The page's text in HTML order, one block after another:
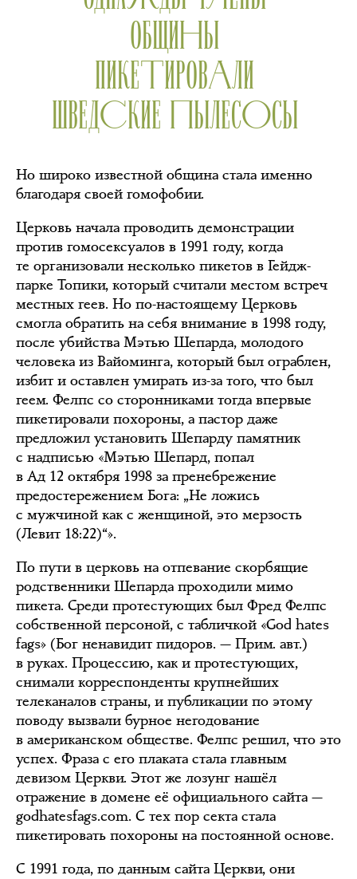
ОБЩИНЫ
ПИКЕТИРОВАЛИ
ШВЕДСКИЕ ПЫЛЕСОСЫ
Но широко известной община стала именно
благодаря своей гомофобии.
Церковь начала проводить демонстрации
против гомосексуалов в 1991 году, когда
те организовали несколько пикетов в Гейдж-
парке Топики, который считали местом встреч
местных геев. Но по-настоящему Церковь
смогла обратить на себя внимание в 1998 году,
после убийства Мэтью Шепарда, молодого
человека из Вайоминга, который был ограблен,
избит и оставлен умирать из-за того, что был
геем. Фелпс со сторонниками тогда впервые
пикетировали похороны, а пастор даже
предложил установить Шепарду памятник
с надписью «Мэтью Шепард, попал
в Ад 12 октября 1998 за пренебрежение
предостережением Бога: „Не ложись
с мужчиной как с женщиной, это мерзость
(Левит 18:22)“».
По пути в церковь на отпевание скорбящие
родственники Шепарда проходили мимо
пикета. Среди протестующих был Фред Фелпс
собственной персоной, с табличкой «God hates
fags» (Бог ненавидит пидоров. — Прим. авт.)
в руках. Процессию, как и протестующих,
снимали корреспонденты крупнейших
телеканалов страны, и публикации по этому
поводу вызвали бурное негодование
в американском обществе. Фелпс решил, что это
успех. Фраза с его плаката стала главным
девизом Церкви. Этот же лозунг нашёл
отражение в домене её официального сайта —
godhatesfags.com. С тех пор секта стала
пикетировать похороны на постоянной основе.
С 1991 года, по данным сайта Церкви, они